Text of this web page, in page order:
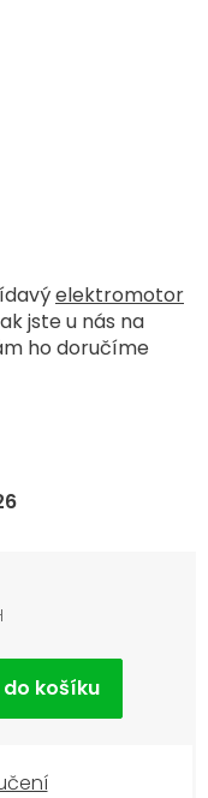
elektromotor
jste u nás na
ho doručíme